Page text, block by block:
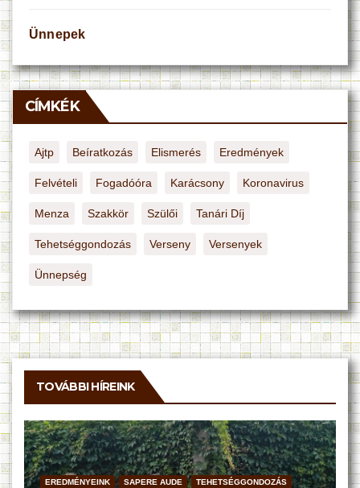
Ünnepek
CÍMKÉK
Ajtp Beíratkozás Elismerés Eredmények
Felvételi Fogadóóra Karácsony Koronavirus
Menza Szakkör Szülői Tanári Díj
Tehetséggondozás Verseny Versenyek
Ünnepség
TOVÁBBI HÍREINK
EREDMÉNYEINK SAPERE AUDE TEHETSÉGGONDOZÁS